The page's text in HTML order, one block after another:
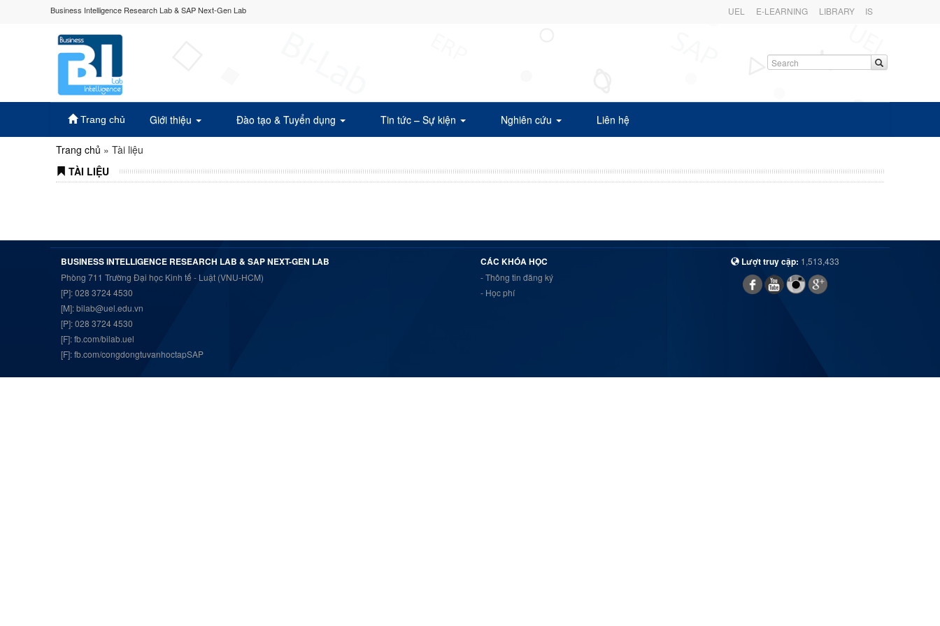
Business Intelligence Research Lab & SAP Next-Gen Lab UEL E-LEARNING LIBRARY IS
Trang chủ Giới thiệu Đào tạo & Tuyển dụng Tin tức – Sự kiện Nghiên cứu Liên hệ
Trang chủ » Tài liệu
TÀI LIỆU
BUSINESS INTELLIGENCE RESEARCH LAB & SAP NEXT-GEN LAB
Phòng 711 Trường Đại học Kinh tế - Luật (VNU-HCM)
[P]: 028 3724 4530
[M]: bilab@uel.edu.vn
[P]: 028 3724 4530
[F]:fb.com/bilab.uel
[F]:fb.com/congdongtuvanhoctapSAP
CÁC KHÓA HỌC
- Thông tin đăng ký
- Học phí
Lượt truy cập: 1,513,433